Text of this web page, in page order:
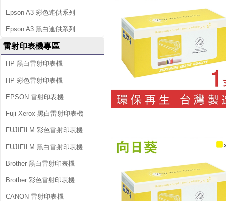
Epson A3 彩色連供系列
Epson A3 黑白連供系列
雷射印表機專區
HP 黑白雷射印表機
HP 彩色雷射印表機
EPSON 雷射印表機
Fuji Xerox 黑白雷射印表機
FUJIFILM 彩色雷射印表機
FUJIFILM 黑白雷射印表機
Brother 黑白雷射印表機
Brother 彩色雷射印表機
CANON 雷射印表機